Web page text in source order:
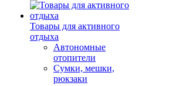
Товары для активного
отдыха
Автономные
отопители
Сумки, мешки,
рюкзаки